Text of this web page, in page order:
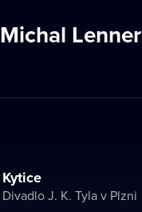
Michal Lenner
Kytice
Divadlo J. K. Tyla v Plzni